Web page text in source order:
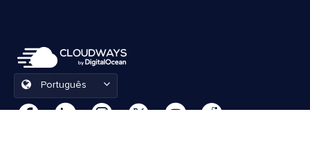
Português